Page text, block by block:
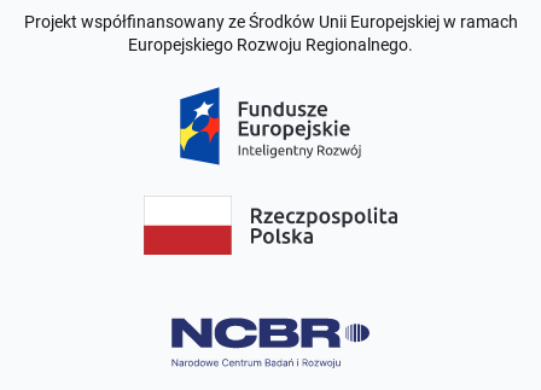
Projekt współfinansowany ze Środków Unii Europejskiej w ramach
Europejskiego Rozwoju Regionalnego.